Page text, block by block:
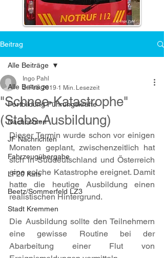
Beitrag
Alle Beiträge
Fortbildung Führungskräfte
Nachrichten
JF Nachrichten
Fahrzeugübergabe
LF20 Kats
Beetz/Sommerfeld LZ3
Stadt Kremmen
Alle Beiträge
"Schnee-Katastrophe"
(Stabs-Ausbildung)
Ingo Pahl
2. Feb. 2019 1 Min. Lesezeit
Dieser Termin wurde schon vor einigen
Monaten geplant, zwischenzeitlich hat
sich in Süddeutschland und Österreich
eine solche Katastrophe ereignet. Damit
hatte die heutige Ausbildung einen
realistischen Hintergrund.
Die Ausbildung sollte den Teilnehmern
eine gewisse Routine bei der
Abarbeitung einer Flut von